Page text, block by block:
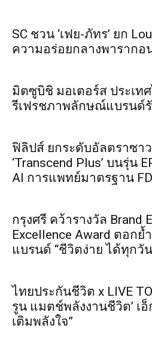
SC ชวน ‘เฟย-ภัทร’ ยก
ความอร่อยกลางพารากอ
มิตซูบิชิ มอเตอร์ส ประเท
รีเฟรชภาพลักษณ์แบรนด์
ฟิลิปส์ ยกระดับอัลตราซา
‘Transcend Plus’ บนรุ่น
AI การแพทย์มาตรฐาน
กรุงศรี คว้ารางวัล Brand
Excellence Award ตอก
แบรนด์ “ชีวิตง่าย ได้ทุกวัน
ไทยประกันชีวิต x LIVE
รูน แมตช์พลังงานชีวิต’ เ
เติมพลังใจ”